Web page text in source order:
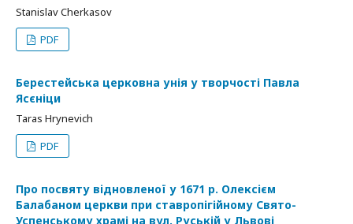
Stanislav Cherkasov
PDF
Берестейська церковна унія у творчості Павла
Ясєніци
Taras Hrynevich
PDF
Про посвяту відновленої у 1671 р. Олексієм
Балабаном церкви при ставропігійному Свято-
Успенському храмі на вул. Руській у Львові